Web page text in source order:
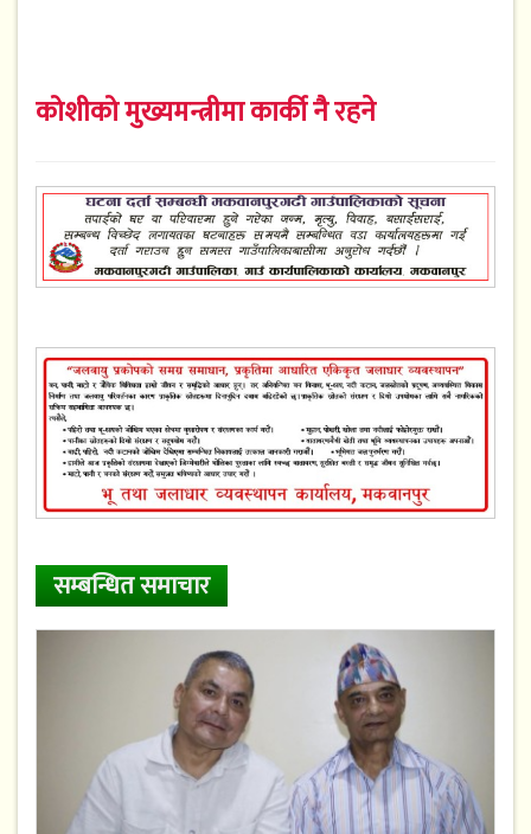
कोशीको मुख्यमन्त्रीमा कार्की नै रहने
सम्बन्धित समाचार